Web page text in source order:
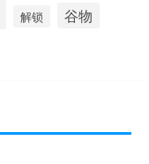
解锁 谷物